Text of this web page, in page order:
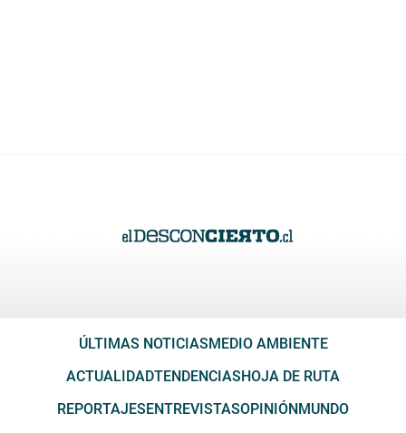
ÚLTIMAS NOTICIASMEDIO AMBIENTE
ACTUALIDADTENDENCIASHOJA DE RUTA
REPORTAJESENTREVISTASOPINIÓNMUNDO